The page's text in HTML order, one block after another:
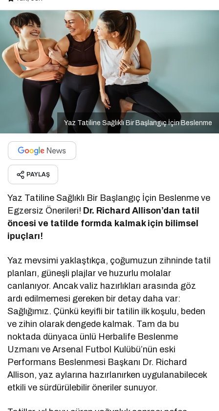
Yaz Tatiline Sağlıklı Bir Başlangıç İçin Beslenme
PAYLAŞ
Yaz Tatiline Sağlıklı Bir Başlangıç İçin Beslenme ve
Egzersiz Önerileri! Dr. Richard Allison’dan tatil
öncesi ve tatilde formda kalmak için bilimsel
ipuçları!
Yaz mevsimi yaklaştıkça, çoğumuzun zihninde tatil
planları, güneşli plajlar ve huzurlu molalar
canlanıyor. Ancak valiz hazırlıkları arasında göz
ardı edilmemesi gereken bir detay daha var:
Sağlığımız. Çünkü keyifli bir tatilin ilk koşulu, beden
ve zihin olarak dengede kalmak. Tam da bu
noktada dünyaca ünlü Herbalife Beslenme
Uzmanı ve Arsenal Futbol Kulübü’nün eski
Performans Beslenmesi Başkanı Dr. Richard
Allison, yaz aylarına hazırlanırken uygulanabilecek
etkili ve sürdürülebilir öneriler sunuyor.